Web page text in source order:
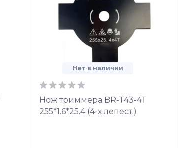
Нет в наличии
Нож триммера BR-T43-4T
255*1.6*25.4 (4-х лепест.)